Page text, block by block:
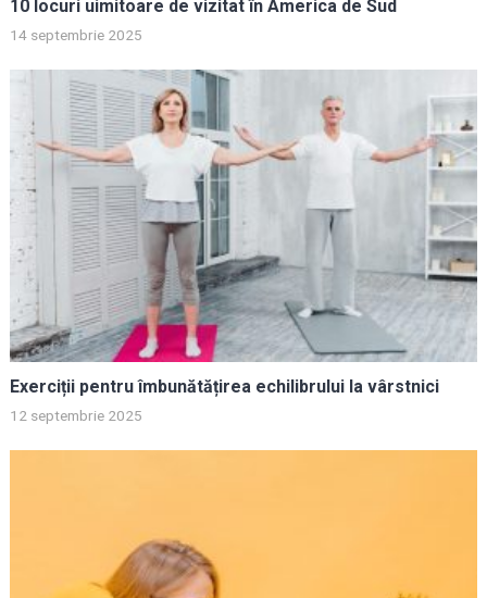
10 locuri uimitoare de vizitat în America de Sud
14 septembrie 2025
Exerciții pentru îmbunătățirea echilibrului la vârstnici
12 septembrie 2025